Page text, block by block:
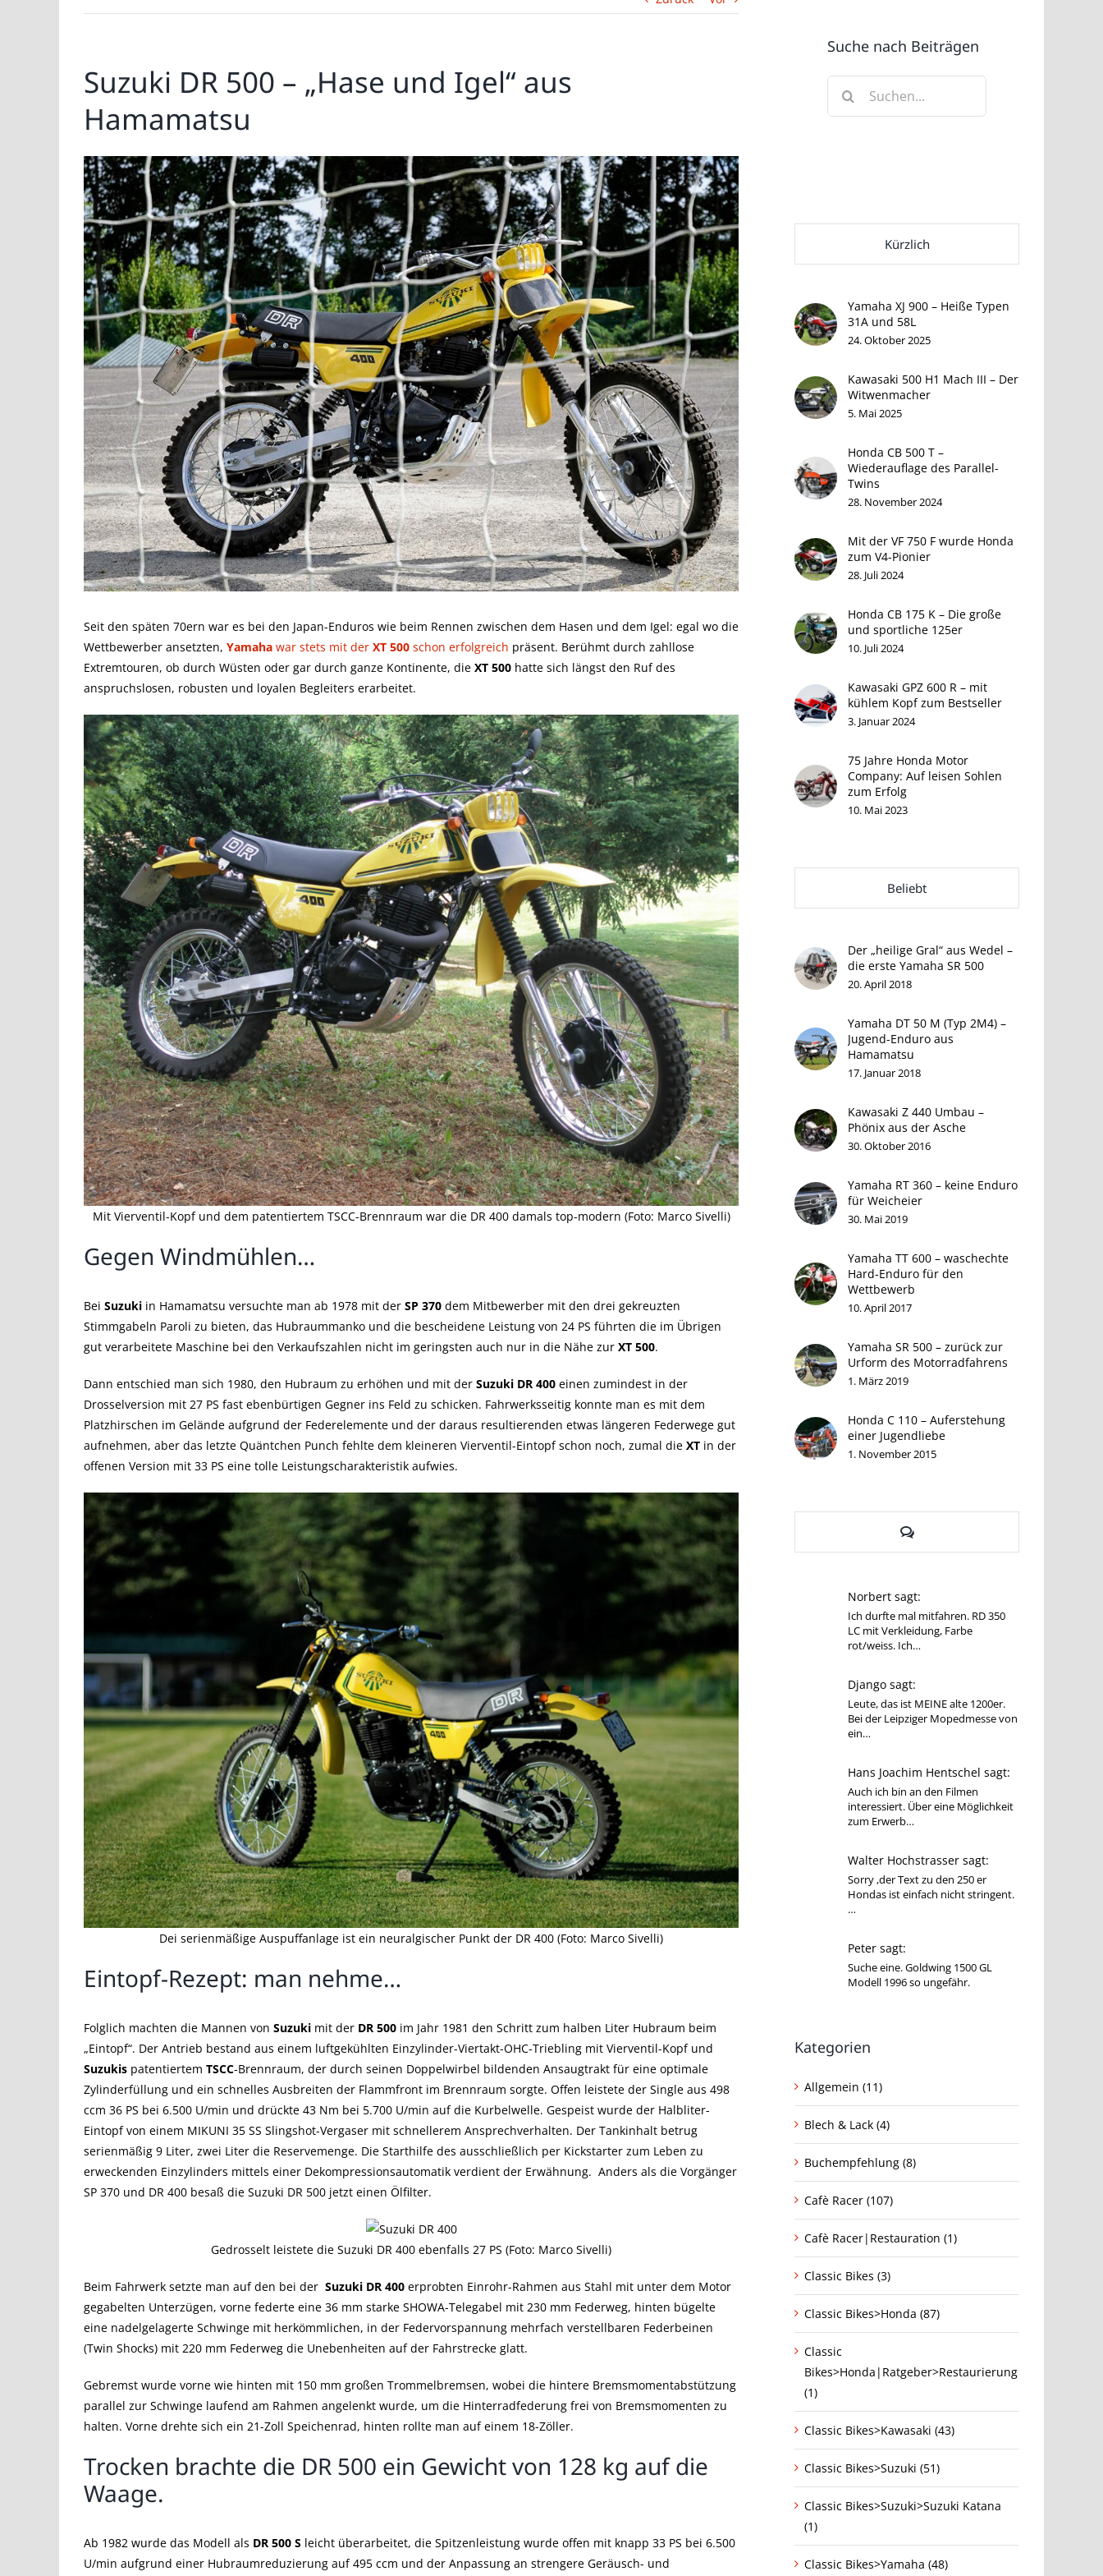
Suzuki DR 500 – „Hase und Igel“ aus
Hamamatsu
Zeige
grösseres
Bild
Seit den späten 70ern war es bei den Japan-Enduros wie beim Rennen zwischen dem Hasen und dem Igel: egal wo die
Wettbewerber ansetzten, Yamaha war stets mit der XT 500 schon erfolgreich präsent. Berühmt durch zahllose
Extremtouren, ob durch Wüsten oder gar durch ganze Kontinente, die XT 500 hatte sich längst den Ruf des
anspruchslosen, robusten und loyalen Begleiters erarbeitet.
Mit Vierventil-Kopf und dem patentiertem TSCC-Brennraum war die DR 400 damals top-modern (Foto: Marco Sivelli)
Gegen Windmühlen…
Bei Suzuki in Hamamatsu versuchte man ab 1978 mit der SP 370 dem Mitbewerber mit den drei gekreuzten
Stimmgabeln Paroli zu bieten, das Hubraummanko und die bescheidene Leistung von 24 PS führten die im Übrigen
gut verarbeitete Maschine bei den Verkaufszahlen nicht im geringsten auch nur in die Nähe zur XT 500.
Dann entschied man sich 1980, den Hubraum zu erhöhen und mit der Suzuki DR 400 einen zumindest in der
Drosselversion mit 27 PS fast ebenbürtigen Gegner ins Feld zu schicken. Fahrwerksseitig konnte man es mit dem
Platzhirschen im Gelände aufgrund der Federelemente und der daraus resultierenden etwas längeren Federwege gut
aufnehmen, aber das letzte Quäntchen Punch fehlte dem kleineren Vierventil-Eintopf schon noch, zumal die XT in der
offenen Version mit 33 PS eine tolle Leistungscharakteristik aufwies.
Dei serienmäßige Auspuffanlage ist ein neuralgischer Punkt der DR 400 (Foto: Marco Sivelli)
Eintopf-Rezept: man nehme…
Folglich machten die Mannen von Suzuki mit der DR 500 im Jahr 1981 den Schritt zum halben Liter Hubraum beim
„Eintopf“. Der Antrieb bestand aus einem luftgekühlten Einzylinder-Viertakt-OHC-Triebling mit Vierventil-Kopf und
Suzukis patentiertem TSCC-Brennraum, der durch seinen Doppelwirbel bildenden Ansaugtrakt für eine optimale
Zylinderfüllung und ein schnelles Ausbreiten der Flammfront im Brennraum sorgte. Offen leistete der Single aus 498
ccm 36 PS bei 6.500 U/min und drückte 43 Nm bei 5.700 U/min auf die Kurbelwelle. Gespeist wurde der Halbliter-
Eintopf von einem MIKUNI 35 SS Slingshot-Vergaser mit schnellerem Ansprechverhalten. Der Tankinhalt betrug
serienmäßig 9 Liter, zwei Liter die Reservemenge. Die Starthilfe des ausschließlich per Kickstarter zum Leben zu
erweckenden Einzylinders mittels einer Dekompressionsautomatik verdient der Erwähnung. Anders als die Vorgänger
SP 370 und DR 400 besaß die Suzuki DR 500 jetzt einen Ölfilter.
Gedrosselt leistete die Suzuki DR 400 ebenfalls 27 PS (Foto: Marco Sivelli)
Beim Fahrwerk setzte man auf den bei der Suzuki DR 400 erprobten Einrohr-Rahmen aus Stahl mit unter dem Motor
gegabelten Unterzügen, vorne federte eine 36 mm starke SHOWA-Telegabel mit 230 mm Federweg, hinten bügelte
eine nadelgelagerte Schwinge mit herkömmlichen, in der Federvorspannung mehrfach verstellbaren Federbeinen
(Twin Shocks) mit 220 mm Federweg die Unebenheiten auf der Fahrstrecke glatt.
Gebremst wurde vorne wie hinten mit 150 mm großen Trommelbremsen, wobei die hintere Bremsmomentabstützung
parallel zur Schwinge laufend am Rahmen angelenkt wurde, um die Hinterradfederung frei von Bremsmomenten zu
halten. Vorne drehte sich ein 21-Zoll Speichenrad, hinten rollte man auf einem 18-Zöller.
Trocken brachte die DR 500 ein Gewicht von 128 kg auf die
Waage.
Ab 1982 wurde das Modell als DR 500 S leicht überarbeitet, die Spitzenleistung wurde offen mit knapp 33 PS bei 6.500
U/min aufgrund einer Hubraumreduzierung auf 495 ccm und der Anpassung an strengere Geräusch- und
Suche nach Beiträgen
nach:
Kürzlich
Yamaha XJ 900 – Heiße Typen
31A und 58L
24. Oktober 2025
Kawasaki 500 H1 Mach III – Der
Witwenmacher
5. Mai 2025
Honda CB 500 T –
Wiederauflage des Parallel-
Twins
28. November 2024
Mit der VF 750 F wurde Honda
zum V4-Pionier
28. Juli 2024
Honda CB 175 K – Die große
und sportliche 125er
10. Juli 2024
Kawasaki GPZ 600 R – mit
kühlem Kopf zum Bestseller
3. Januar 2024
75 Jahre Honda Motor
Company: Auf leisen Sohlen
zum Erfolg
10. Mai 2023
Beliebt
Der „heilige Gral“ aus Wedel –
die erste Yamaha SR 500
20. April 2018
Yamaha DT 50 M (Typ 2M4) –
Jugend-Enduro aus
Hamamatsu
17. Januar 2018
Kawasaki Z 440 Umbau –
Phönix aus der Asche
30. Oktober 2016
Yamaha RT 360 – keine Enduro
für Weicheier
30. Mai 2019
Yamaha TT 600 – waschechte
Hard-Enduro für den
Wettbewerb
10. April 2017
Yamaha SR 500 – zurück zur
Urform des Motorradfahrens
1. März 2019
Honda C 110 – Auferstehung
einer Jugendliebe
1. November 2015
Kommentare
Norbert sagt:
Ich durfte mal mitfahren. RD 350
LC mit Verkleidung, Farbe
rot/weiss. Ich…
Django sagt:
Leute, das ist MEINE alte 1200er.
Bei der Leipziger Mopedmesse von
ein…
Hans Joachim Hentschel sagt:
Auch ich bin an den Filmen
interessiert. Über eine Möglichkeit
zum Erwerb…
Walter Hochstrasser sagt:
Sorry ,der Text zu den 250 er
Hondas ist einfach nicht stringent.
…
Peter sagt:
Suche eine. Goldwing 1500 GL
Modell 1996 so ungefähr.
Kategorien
Allgemein (11)
Blech & Lack (4)
Buchempfehlung (8)
Cafè Racer (107)
Cafè Racer|Restauration (1)
Classic Bikes (3)
Classic Bikes>Honda (87)
Classic
Bikes>Honda|Ratgeber>Restaurierung
(1)
Classic Bikes>Kawasaki (43)
Classic Bikes>Suzuki (51)
Classic Bikes>Suzuki>Suzuki Katana
(1)
Classic Bikes>Yamaha (48)